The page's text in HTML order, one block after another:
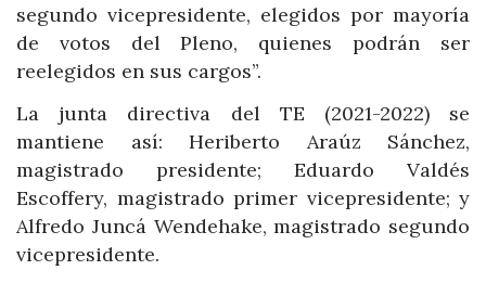
segundo vicepresidente, elegidos por mayoría
de votos del Pleno, quienes podrán ser
reelegidos en sus cargos”.
La junta directiva del TE (2021-2022) se
mantiene así: Heriberto Araúz Sánchez,
magistrado presidente; Eduardo Valdés
Escoffery, magistrado primer vicepresidente; y
Alfredo Juncá Wendehake, magistrado segundo
vicepresidente.